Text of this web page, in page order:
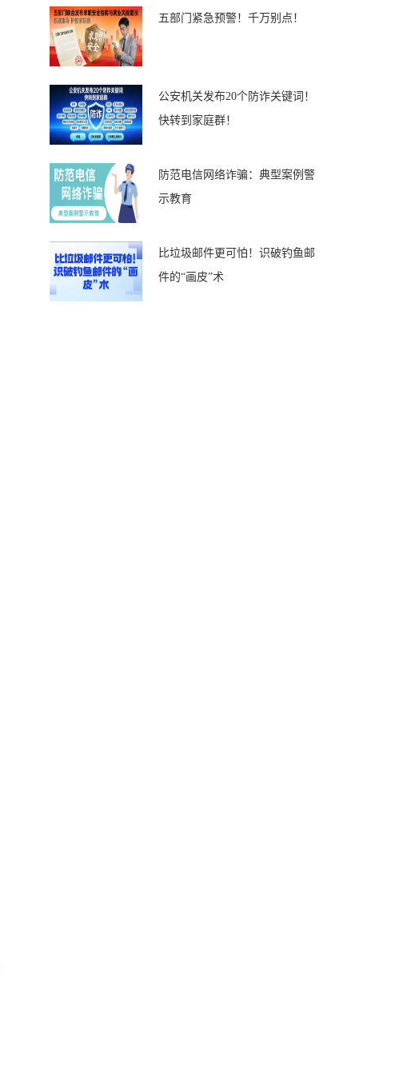
五部门紧急预警！千万别点！
公安机关发布20个防诈关键词！
快转到家庭群！
防范电信网络诈骗：典型案例警
示教育
比垃圾邮件更可怕！识破钓鱼邮
件的“画皮”术